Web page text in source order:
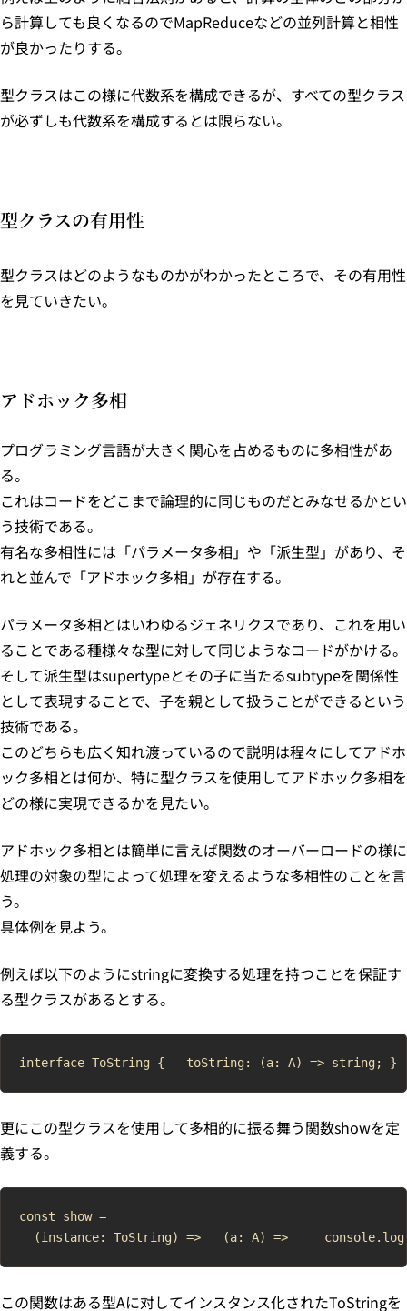
ら計算しても良くなるのでMapReduceなどの並列計算と相性
が良かったりする。
型クラスはこの様に代数系を構成できるが、すべての型クラス
が必ずしも代数系を構成するとは限らない。
型クラスの有用性
型クラスはどのようなものかがわかったところで、その有用性
を見ていきたい。
アドホック多相
プログラミング言語が大きく関心を占めるものに多相性があ
る。
これはコードをどこまで論理的に同じものだとみなせるかとい
う技術である。
有名な多相性には「パラメータ多相」や「派生型」があり、そ
れと並んで「アドホック多相」が存在する。
パラメータ多相とはいわゆるジェネリクスであり、これを用い
ることである種様々な型に対して同じようなコードがかける。
そして派生型はsupertypeとその子に当たるsubtypeを関係性
として表現することで、子を親として扱うことができるという
技術である。
このどちらも広く知れ渡っているので説明は程々にしてアドホ
ック多相とは何か、特に型クラスを使用してアドホック多相を
どの様に実現できるかを見たい。
アドホック多相とは簡単に言えば関数のオーバーロードの様に
処理の対象の型によって処理を変えるような多相性のことを言
う。
具体例を見よう。
例えば以下のようにstringに変換する処理を持つことを保証す
る型クラスがあるとする。
更にこの型クラスを使用して多相的に振る舞う関数showを定
義する。
const show =
この関数はある型Aに対してインスタンス化されたToStringを